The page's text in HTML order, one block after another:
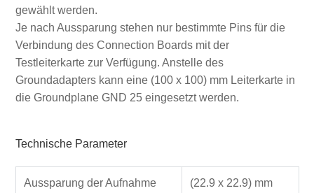
gewählt werden.
Je nach Aussparung stehen nur bestimmte Pins für die
Verbindung des Connection Boards mit der
Testleiterkarte zur Verfügung. Anstelle des
Groundadapters kann eine (100 x 100) mm Leiterkarte in
die Groundplane GND 25 eingesetzt werden.
Technische Parameter
Aussparung der Aufnahme (22.9 x 22.9) mm